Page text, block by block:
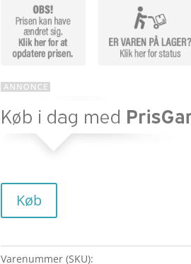
kr.
er:
Køb
Varenummer (SKU):